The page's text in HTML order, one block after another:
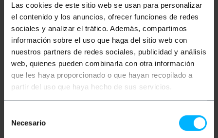
Las cookies de este sitio web se usan para personalizar
el contenido y los anuncios, ofrecer funciones de redes
sociales y analizar el tráfico. Además, compartimos
información sobre el uso que haga del sitio web con
nuestros partners de redes sociales, publicidad y análisis
web, quienes pueden combinarla con otra información
que les haya proporcionado o que hayan recopilado a
partir del uso que haya hecho de sus servicios.
Necesario
cassa 80x80x25 mm di
5 VDC ventola per
computer e telai con
cuscinetto a sfere
PVP
4,39€
4,39€IVA inc.
PVD
3,86€
Consegna immediata
REF:
Quantità
cassa 50x50x10 mm di 5
VDC ventola per
computer e telai
PVP
1,91 €
1,91€ IVA inc.
PVD
1,42€
Consegna immediata
Quantità